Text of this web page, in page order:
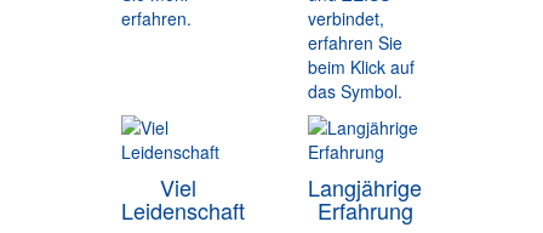
erfahren.
verbindet,
erfahren Sie
beim Klick auf
das Symbol.
Viel
Leidenschaft
Langjährige
Erfahrung